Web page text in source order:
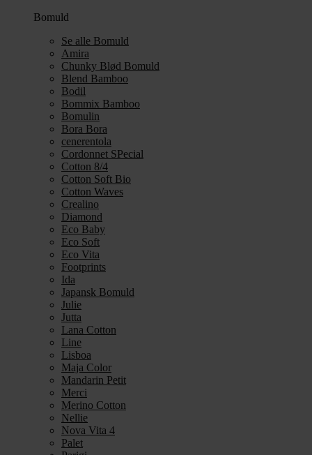
Bomuld
Se alle Bomuld
Amira
Chunky Blød Bomuld
Blend Bamboo
Bodil
Bommix Bamboo
Bomulin
Bora Bora
cenerentola
Cordonnet SPecial
Cotton 8/4
Cotton Soft Bio
Cotton Waves
Crealino
Diamond
Eco Baby
Eco Soft
Eco Vita
Footprints
Ida
Japansk Bomuld
Julie
Jutta
Lana Cotton
Line
Lisboa
Maja Color
Mandarin Petit
Merci
Merino Cotton
Nellie
Nova Vita 4
Palet